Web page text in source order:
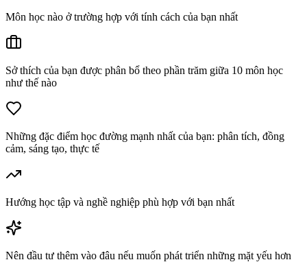
Môn học nào ở trường hợp với tính cách của bạn nhất
Sở thích của bạn được phân bổ theo phần trăm giữa 10 môn học
như thế nào
Những đặc điểm học đường mạnh nhất của bạn: phân tích, đồng
cảm, sáng tạo, thực tế
Hướng học tập và nghề nghiệp phù hợp với bạn nhất
Nên đầu tư thêm vào đâu nếu muốn phát triển những mặt yếu hơn